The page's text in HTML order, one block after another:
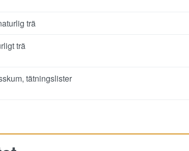
trä
trä
tätningslister